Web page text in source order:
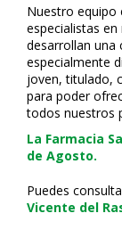
Nuestro
especialistas
desarrollan una
especialmente
joven, titulado,
para poder
todos nuestros
La Farmacia
de Agosto.
Puedes
Vicente del